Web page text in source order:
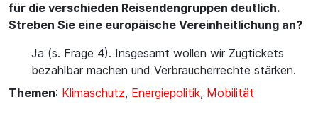
für die verschieden Reisendengruppen deutlich.
Streben Sie eine europäische Vereinheitlichung an?
Ja (s. Frage 4). Insgesamt wollen wir Zugtickets
bezahlbar machen und Verbraucherrechte stärken.
Themen: Klimaschutz, Energiepolitik, Mobilität